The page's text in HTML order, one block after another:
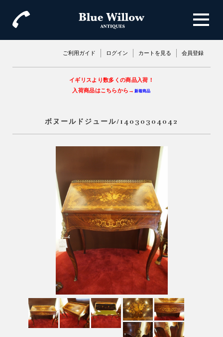
ご利用ガイド ログイン カートを見る 会員登録
イギリスより数多くの商品入荷！
入荷商品はこちらから→ 新着商品
ボヌールドジュール/14030304042